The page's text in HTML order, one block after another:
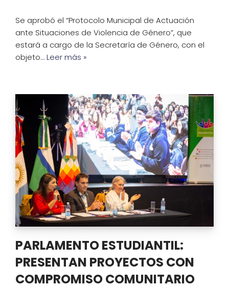
Se aprobó el “Protocolo Municipal de Actuación
ante Situaciones de Violencia de Género”, que
estará a cargo de la Secretaría de Género, con el
objeto…Leer más »
PARLAMENTO ESTUDIANTIL:
PRESENTAN PROYECTOS CON
COMPROMISO COMUNITARIO